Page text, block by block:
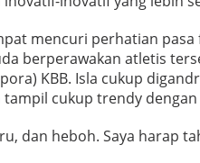
mencuri perhatian
berperawakan atletis
KBB. Isla cukup
tampil cukup trendy
dan heboh. Saya harap